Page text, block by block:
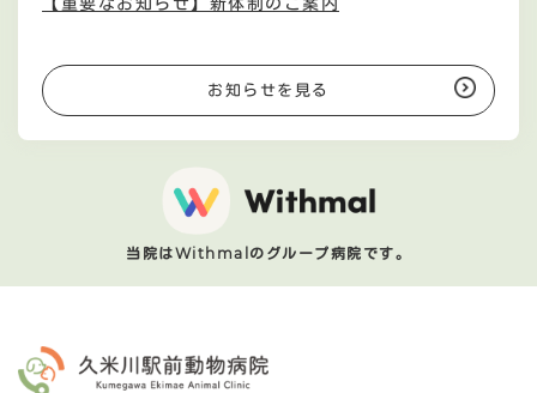
お知らせを見る
当院はWithmalのグループ病院です。